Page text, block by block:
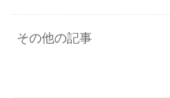
その他の記事